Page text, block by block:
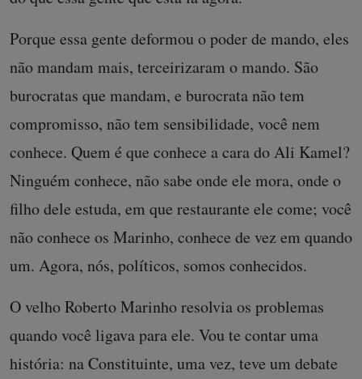
Porque essa gente deformou o poder de mando, eles
não mandam mais, terceirizaram o mando. São
burocratas que mandam, e burocrata não tem
compromisso, não tem sensibilidade, você nem
conhece. Quem é que conhece a cara do Ali Kamel?
Ninguém conhece, não sabe onde ele mora, onde o
filho dele estuda, em que restaurante ele come; você
não conhece os Marinho, conhece de vez em quando
um. Agora, nós, políticos, somos conhecidos.
O velho Roberto Marinho resolvia os problemas
quando você ligava para ele. Vou te contar uma
história: na Constituinte, uma vez, teve um debate